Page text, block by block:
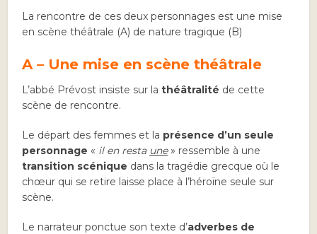
La rencontre de ces deux personnages est une mise
en scène théâtrale (A) de nature tragique (B)
A – Une mise en scène théâtrale
L’abbé Prévost insiste sur lathéâtralité de cette
scène de rencontre.
Le départ des femmes et la présence d’un seule
personnage « il en resta une» ressemble à une
transition scénique dans la tragédie grecque où le
chœur qui se retire laisse place à l’héroïne seule sur
scène.
Le narrateur ponctue son texte d’adverbes de